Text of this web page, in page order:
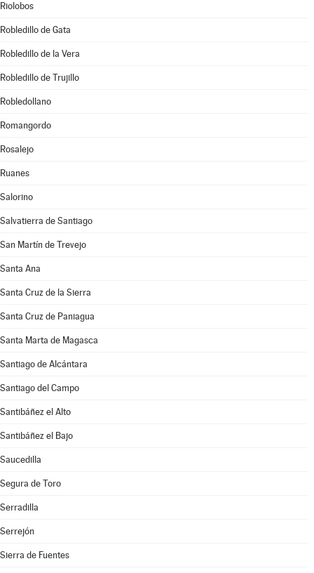
Riolobos
Robledillo de Gata
Robledillo de la Vera
Robledillo de Trujillo
Robledollano
Romangordo
Rosalejo
Ruanes
Salorino
Salvatierra de Santiago
San Martín de Trevejo
Santa Ana
Santa Cruz de la Sierra
Santa Cruz de Paniagua
Santa Marta de Magasca
Santiago de Alcántara
Santiago del Campo
Santibáñez el Alto
Santibáñez el Bajo
Saucedilla
Segura de Toro
Serradilla
Serrejón
Sierra de Fuentes